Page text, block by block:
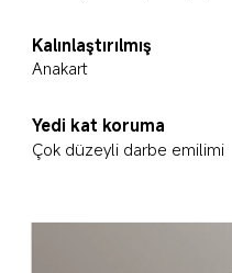
Kalınlaştırılmış
Anakart
Yedi kat koruma
Çok düzeyli darbe emilimi